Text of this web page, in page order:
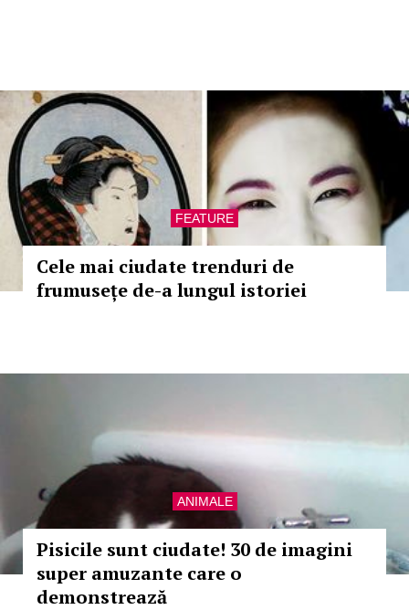
FEATURE
Cele mai ciudate trenduri de
frumusețe de-a lungul istoriei
ANIMALE
Pisicile sunt ciudate! 30 de imagini
super amuzante care o
demonstrează